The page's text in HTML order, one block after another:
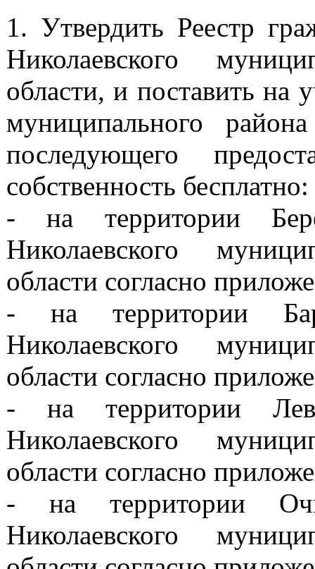
1. Утвердить Реестр
Николаевского
области, и поставить на
муниципального
последующего
собственность бесплатно:
- на территории
Николаевского
области согласно
- на территории
Николаевского
области согласно
- на территории
Николаевского
области согласно
- на территории
Николаевского